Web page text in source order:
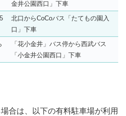
金井公園西口」下車
北口からCoCoバス「たてもの園入
口」下車
「花小金井」バス停から西武バス
「小金井公園西口」下車
合は、以下の有料駐車場が利用